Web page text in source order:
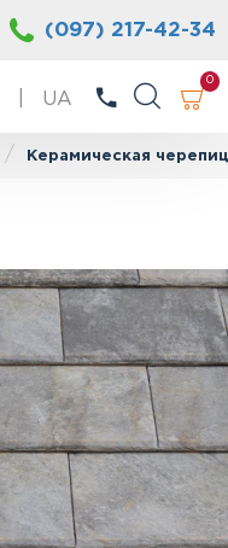
(097) 217-42-34
UA
0
Керамическая